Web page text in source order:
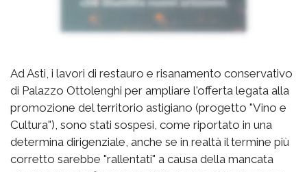
Ad Asti, i lavori di restauro e risanamento conservativo
di Palazzo Ottolenghi per ampliare l'offerta legata alla
promozione del territorio astigiano (progetto "Vino e
Cultura"), sono stati sospesi, come riportato in una
determina dirigenziale, anche se in realtà il termine più
corretto sarebbe "rallentati" a causa della mancata